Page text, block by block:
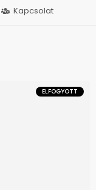
Kapcsolat
ELFOGYOTT